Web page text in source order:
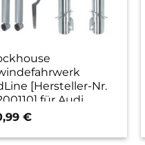
[Hersteller-Nr.
für Audi,
Skoda, VW
€